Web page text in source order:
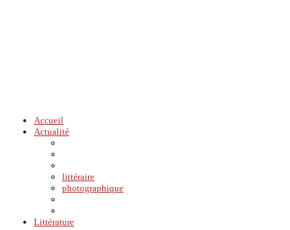
Accueil
Actualité
littéraire
photographique
Littérature